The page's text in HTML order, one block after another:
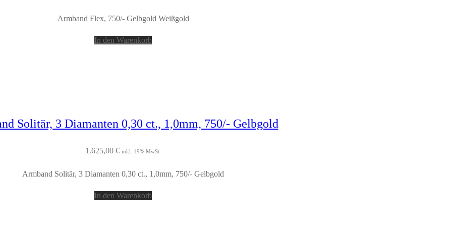
Armband Flex, 750/- Gelbgold Weißgold
In den Warenkorb
Solitär, 3 Diamanten 0,30 ct., 1,0mm, 750/- Gelbgold
1.625,00 € inkl. 19% MwSt.
Armband Solitär, 3 Diamanten 0,30 ct., 1,0mm, 750/- Gelbgold
In den Warenkorb